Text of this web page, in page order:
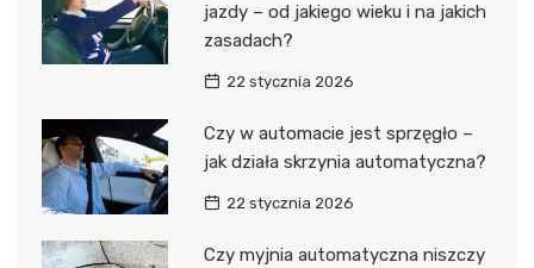
jazdy – od jakiego wieku i na jakich
zasadach?
22 stycznia 2026
Czy w automacie jest sprzęgło –
jak działa skrzynia automatyczna?
22 stycznia 2026
Czy myjnia automatyczna niszczy